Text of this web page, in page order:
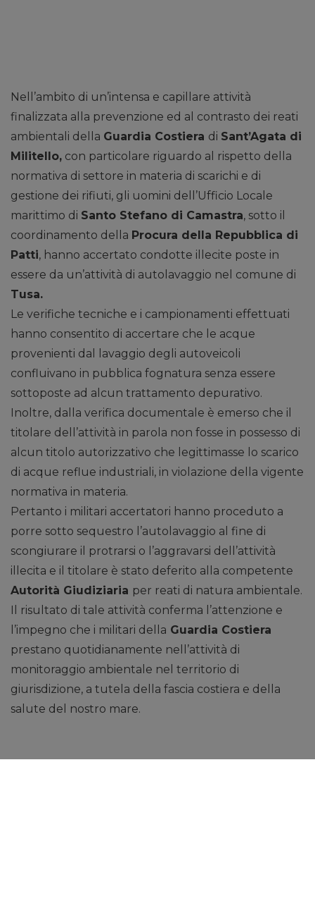
Nell’ambito di un’intensa e capillare attività
finalizzata alla prevenzione ed al contrasto dei reati
ambientali della Guardia Costiera di Sant’Agata di
Militello, con particolare riguardo al rispetto della
normativa di settore in materia di scarichi e di
gestione dei rifiuti, gli uomini dell’Ufficio Locale
marittimo di Santo Stefano di Camastra, sotto il
coordinamento della Procura della Repubblica di
Patti, hanno accertato condotte illecite poste in
essere da un’attività di autolavaggio nel comune di
Tusa.
Le verifiche tecniche e i campionamenti effettuati
hanno consentito di accertare che le acque
provenienti dal lavaggio degli autoveicoli
confluivano in pubblica fognatura senza essere
sottoposte ad alcun trattamento depurativo.
Inoltre, dalla verifica documentale è emerso che il
titolare dell’attività in parola non fosse in possesso di
alcun titolo autorizzativo che legittimasse lo scarico
di acque reflue industriali, in violazione della vigente
normativa in materia.
Pertanto i militari accertatori hanno proceduto a
porre sotto sequestro l’autolavaggio al fine di
scongiurare il protrarsi o l’aggravarsi dell’attività
illecita e il titolare è stato deferito alla competente
Autorità Giudiziaria per reati di natura ambientale.
Il risultato di tale attività conferma l’attenzione e
l’impegno che i militari della Guardia Costiera
prestano quotidianamente nell’attività di
monitoraggio ambientale nel territorio di
giurisdizione, a tutela della fascia costiera e della
salute del nostro mare.